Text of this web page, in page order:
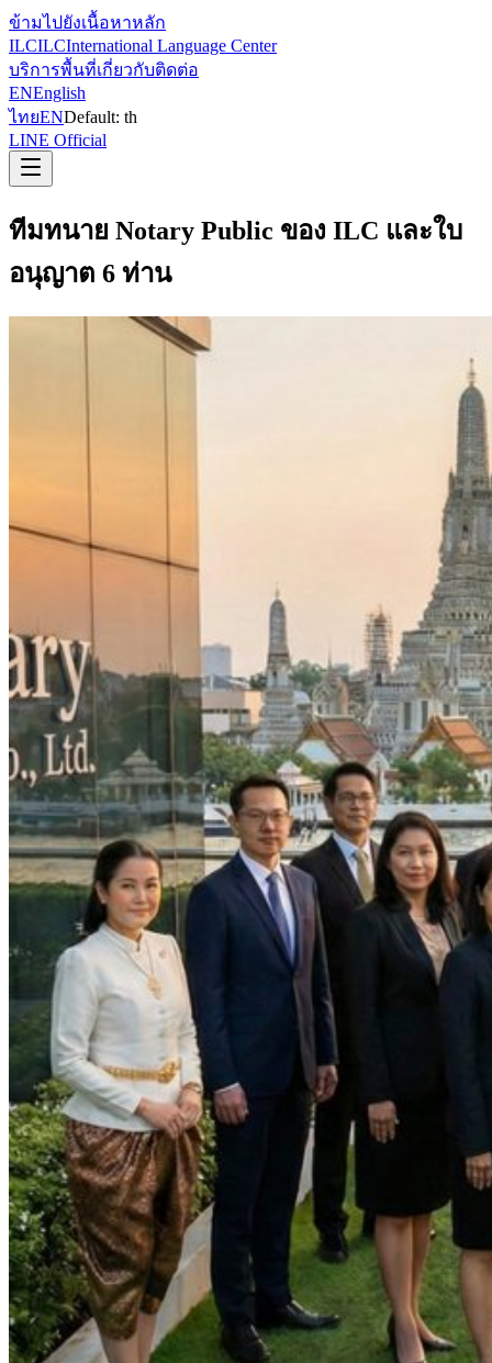
ข้ามไปยังเนื้อหาหลัก
ILCILCInternational Language Center
บริการพื้นที่เกี่ยวกับติดต่อ
ENEnglish
ไทยENDefault: th
LINE Official
ทีมทนาย Notary Public ของ ILC และใบ
อนุญาต 6 ท่าน